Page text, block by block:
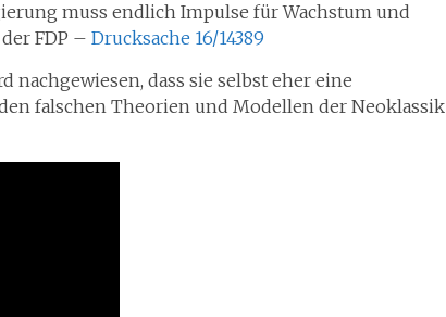
muss endlich Impulse für Wachstum und
FDP – Drucksache 16/14389
nachgewiesen, dass sie selbst eher eine
falschen Theorien und Modellen der Neoklassik